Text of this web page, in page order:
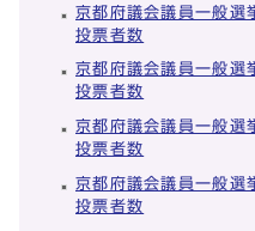
京都府議会議員一般選
投票者数
京都府議会議員一般選
投票者数
京都府議会議員一般選
投票者数
京都府議会議員一般選
投票者数